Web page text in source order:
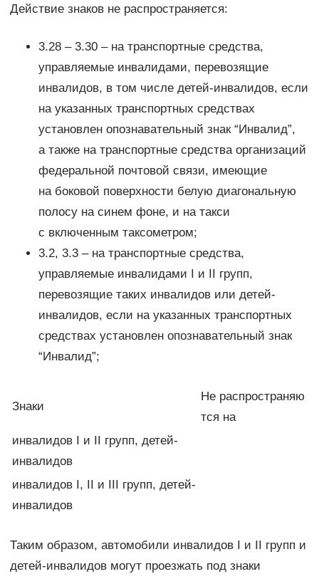
Действие знаков не распространяется:
3.28 – 3.30 – на транспортные средства,
управляемые инвалидами, перевозящие
инвалидов, в том числе детей-инвалидов, если
на указанных транспортных средствах
установлен опознавательный знак “Инвалид”,
а также на транспортные средства организаций
федеральной почтовой связи, имеющие
на боковой поверхности белую диагональную
полосу на синем фоне, и на такси
с включенным таксометром;
3.2, 3.3 – на транспортные средства,
управляемые инвалидами I и II групп,
перевозящие таких инвалидов или детей-
инвалидов, если на указанных транспортных
средствах установлен опознавательный знак
“Инвалид”;
Знаки
Не распространяю
тся на
инвалидов I и II групп, детей-
инвалидов
инвалидов I, II и III групп, детей-
инвалидов
Таким образом, автомобили инвалидов I и II групп и
детей-инвалидов могут проезжать под знаки